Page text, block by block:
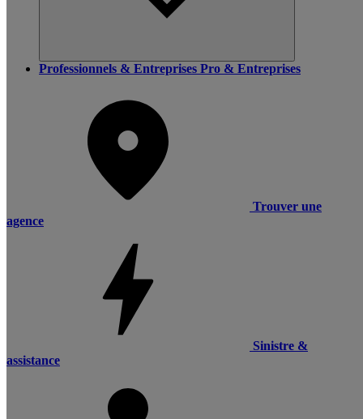
Professionnels & Entreprises Pro & Entreprises
Trouver une
agence
Sinistre &
assistance